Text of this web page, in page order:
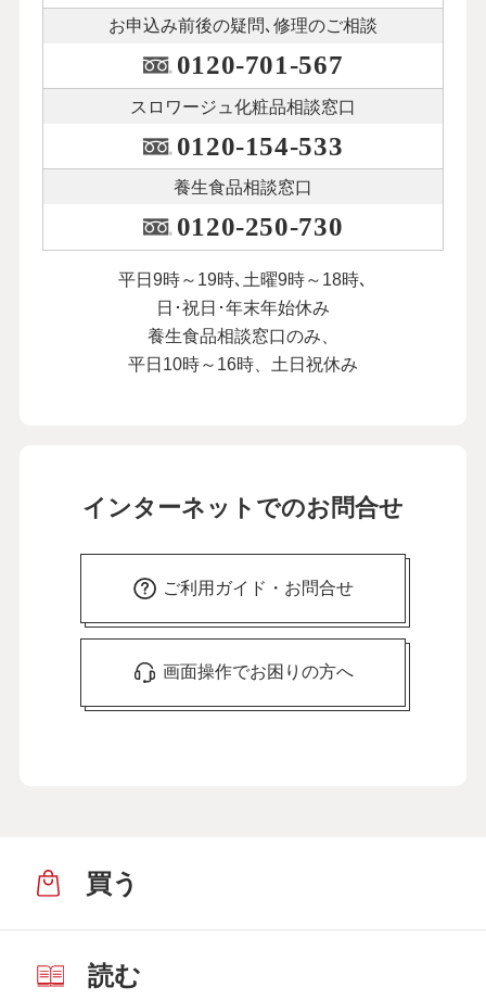
お申込み前後の疑問､修理のご相談
0120-701-567
スロワージュ化粧品相談窓口
0120-154-533
養生食品相談窓口
0120-250-730
平日9時～19時､土曜9時～18時､
日･祝日･年末年始休み
養生食品相談窓口のみ、
平日10時～16時、土日祝休み
インターネットでのお問合せ
ご利用ガイド・お問合せ
画面操作でお困りの方へ
買う
読む